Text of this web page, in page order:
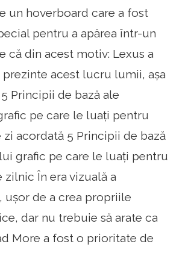
un hoverboard care a fost
pentru a apărea într-un
că din acest motiv: Lexus a
prezinte acest lucru lumii, așa
Principii de bază ale
pe care le luați pentru
zi acordată 5 Principii de bază
grafic pe care le luați pentru
zilnic În era vizuală a
ușor de a crea propriile
dar nu trebuie să arate ca
More a fost o prioritate de